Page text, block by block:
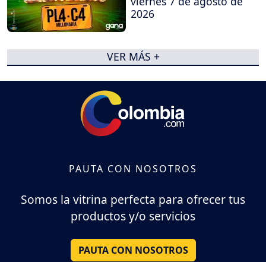
2026
VER MÁS +
PAUTA CON NOSOTROS
Somos la vitrina perfecta para ofrecer tus
productos y/o servicios
PAUTA CON NOSOTROS